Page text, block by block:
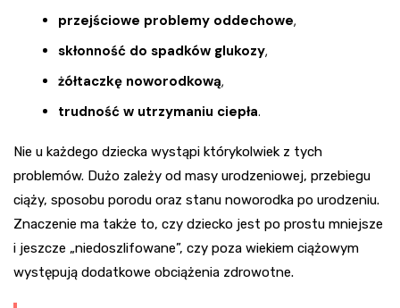
przejściowe problemy oddechowe,
skłonność do spadków glukozy,
żółtaczkę noworodkową,
trudność w utrzymaniu ciepła.
Nie u każdego dziecka wystąpi którykolwiek z tych
problemów. Dużo zależy od masy urodzeniowej, przebiegu
ciąży, sposobu porodu oraz stanu noworodka po urodzeniu.
Znaczenie ma także to, czy dziecko jest po prostu mniejsze
i jeszcze „niedoszlifowane”, czy poza wiekiem ciążowym
występują dodatkowe obciążenia zdrowotne.